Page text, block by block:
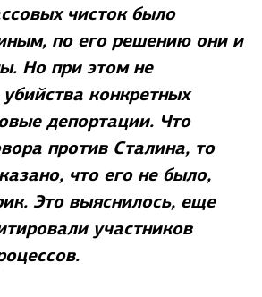
чисток было
по его решению они и
Но при этом не
конкретных
депортации. Что
против Сталина, то
что его не было,
Это выяснилось, еще
участников